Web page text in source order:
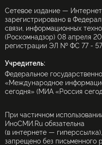
Сетевое издание —
зарегистрировано в
связи, информационных
(Роскомнадзор) 08 апреля
регистрации ЭЛ № ФС 77 -
Учредитель:
Федеральное
«Международное
сегодня» (МИА «Россия
При частичном
ИноСМИ.Ru обязательна
(в интернете —
запрещено без письменного